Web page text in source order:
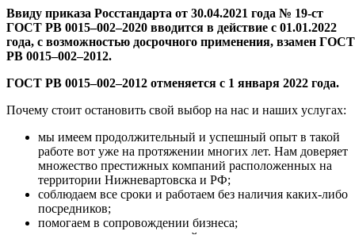
Ввиду приказа Росстандарта от 30.04.2021 года № 19-ст
ГОСТ РВ 0015–002–2020 вводится в действие с 01.01.2022
года, с возможностью досрочного применения, взамен ГОСТ
РВ 0015–002–2012.
ГОСТ РВ 0015–002–2012 отменяется с 1 января 2022 года.
Почему стоит остановить свой выбор на нас и наших услугах:
мы имеем продолжительный и успешный опыт в такой
работе вот уже на протяжении многих лет. Нам доверяет
множество престижных компаний расположенных на
территории Нижневартовска и РФ;
соблюдаем все сроки и работаем без наличия каких-либо
посредников;
помогаем в сопровождении бизнеса;